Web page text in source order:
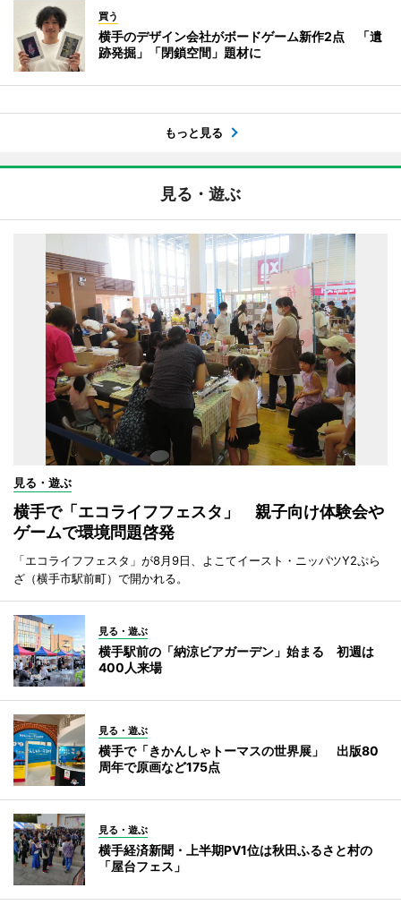
買う
横手のデザイン会社がボードゲーム新作2点 「遺
跡発掘」「閉鎖空間」題材に
もっと見る
見る・遊ぶ
見る・遊ぶ
横手で「エコライフフェスタ」 親子向け体験会や
ゲームで環境問題啓発
「エコライフフェスタ」が8月9日、よこてイースト・ニッパツY2ぷら
ざ（横手市駅前町）で開かれる。
見る・遊ぶ
横手駅前の「納涼ビアガーデン」始まる 初週は
400人来場
見る・遊ぶ
横手で「きかんしゃトーマスの世界展」 出版80
周年で原画など175点
見る・遊ぶ
横手経済新聞・上半期PV1位は秋田ふるさと村の
「屋台フェス」